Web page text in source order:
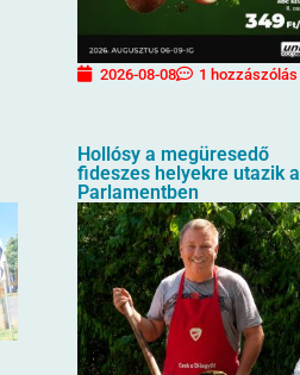
2026-08-08 1 hozzászólás
Hollósy a megüresedő
fideszes helyekre utazik a
Parlamentben